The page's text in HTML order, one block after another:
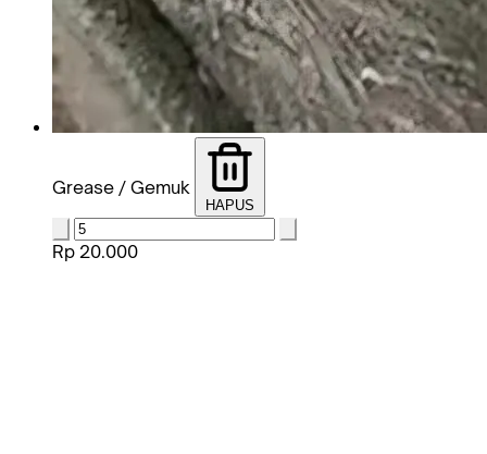
Grease / Gemuk
HAPUS
Rp 20.000